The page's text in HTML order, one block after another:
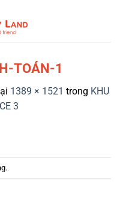
TOÁN-1
1389 × 1521 trong KHU
3